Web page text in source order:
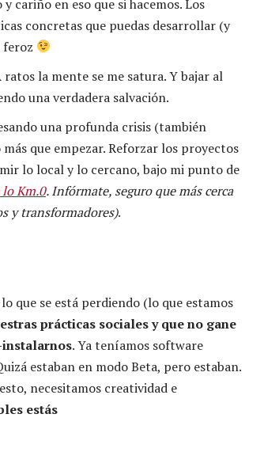
cariño en eso que si hacemos. Los
concretas que puedas desarrollar (y
feroz
la mente se me satura. Y bajar al
una verdadera salvación.
una profunda crisis (también
que empezar. Reforzar los proyectos
lo local y lo cercano, bajo mi punto de
Km.0. Infórmate, seguro que más cerca
y transformadores).
que se está perdiendo (lo que estamos
prácticas sociales y que no gane
. Ya teníamos software
estaban en modo Beta, pero estaban.
necesitamos creatividad e
estás